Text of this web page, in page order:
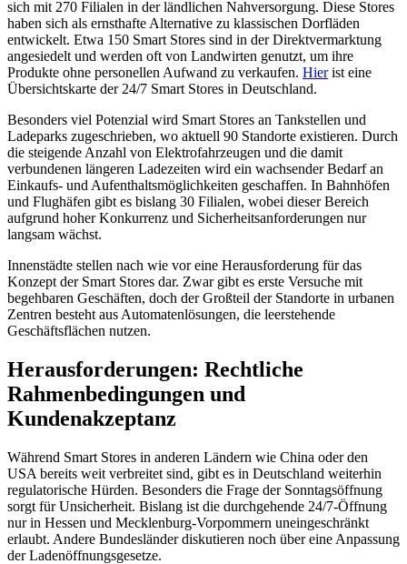
sich mit 270 Filialen in der ländlichen Nahversorgung. Diese Stores
haben sich als ernsthafte Alternative zu klassischen Dorfläden
entwickelt. Etwa 150 Smart Stores sind in der Direktvermarktung
angesiedelt und werden oft von Landwirten genutzt, um ihre
Produkte ohne personellen Aufwand zu verkaufen. Hierist eine
Übersichtskarte der 24/7 Smart Stores in Deutschland.
Besonders viel Potenzial wird Smart Stores an Tankstellen und
Ladeparks zugeschrieben, wo aktuell 90 Standorte existieren. Durch
die steigende Anzahl von Elektrofahrzeugen und die damit
verbundenen längeren Ladezeiten wird ein wachsender Bedarf an
Einkaufs- und Aufenthaltsmöglichkeiten geschaffen. In Bahnhöfen
und Flughäfen gibt es bislang 30 Filialen, wobei dieser Bereich
aufgrund hoher Konkurrenz und Sicherheitsanforderungen nur
langsam wächst.
Innenstädte stellen nach wie vor eine Herausforderung für das
Konzept der Smart Stores dar. Zwar gibt es erste Versuche mit
begehbaren Geschäften, doch der Großteil der Standorte in urbanen
Zentren besteht aus Automatenlösungen, die leerstehende
Geschäftsflächen nutzen.
Herausforderungen: Rechtliche
Rahmenbedingungen und
Kundenakzeptanz
Während Smart Stores in anderen Ländern wie China oder den
USA bereits weit verbreitet sind, gibt es in Deutschland weiterhin
regulatorische Hürden. Besonders die Frage der Sonntagsöffnung
sorgt für Unsicherheit. Bislang ist die durchgehende 24/7-Öffnung
nur in Hessen und Mecklenburg-Vorpommern uneingeschränkt
erlaubt. Andere Bundesländer diskutieren noch über eine Anpassung
der Ladenöffnungsgesetze.